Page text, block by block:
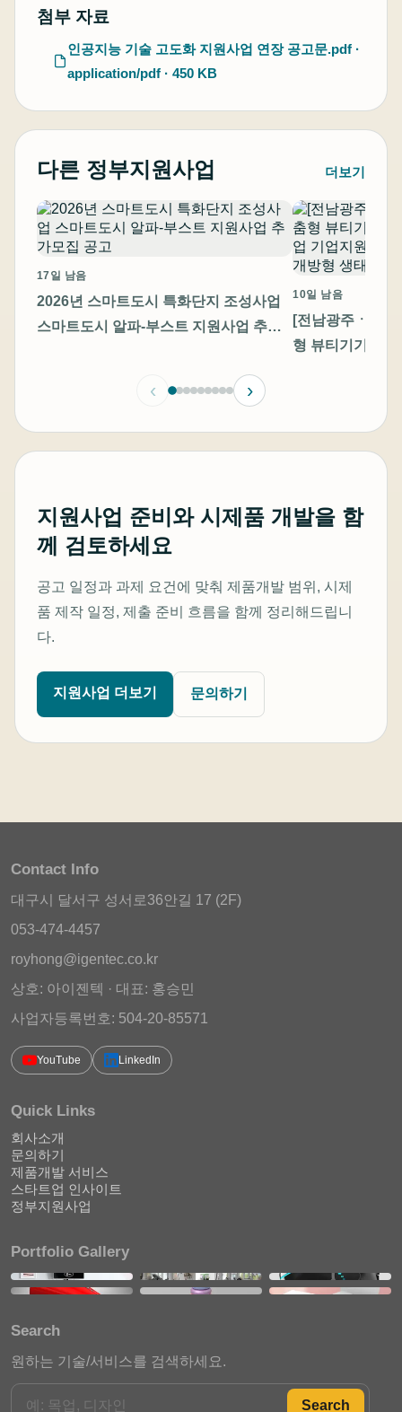
첨부 자료
인공지능 기술 고도화 지원사업 연장 공고문.pdf ·
application/pdf · 450 KB
다른 정부지원사업 더보기
17일 남음
2026년 스마트도시 특화단지 조성사업
스마트도시 알파-부스트 지원사업 추가
10일 남음
[전남광주ㆍ충
형 뷰티기기 고
‹ ›
지원사업 준비와 시제품 개발을 함
께 검토하세요
공고 일정과 과제 요건에 맞춰 제품개발 범위, 시제
품 제작 일정, 제출 준비 흐름을 함께 정리해드립니
다.
지원사업 더보기 문의하기
Contact Info
대구시 달서구 성서로36안길 17 (2F)
053-474-4457
royhong@igentec.co.kr
상호: 아이젠텍 · 대표: 홍승민
사업자등록번호: 504-20-85571
YouTube LinkedIn
Quick Links
회사소개
문의하기
제품개발 서비스
스타트업 인사이트
정부지원사업
Portfolio Gallery
Search
원하는 기술/서비스를 검색하세요.
Search